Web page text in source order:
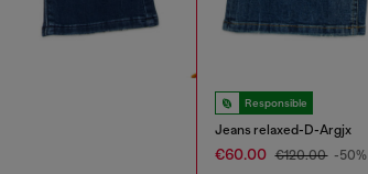
Responsible
Jeans relaxed-D-Argjx
€60.00 €120.00 -50%